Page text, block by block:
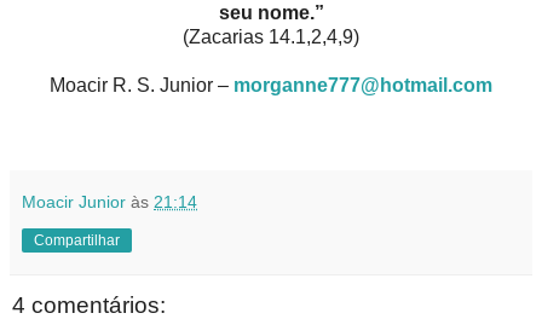
seu nome.”
(Zacarias 14.1,2,4,9)
Moacir R. S. Junior – morganne777@hotmail.com
Moacir Junior às 21:14
Compartilhar
4 comentários: